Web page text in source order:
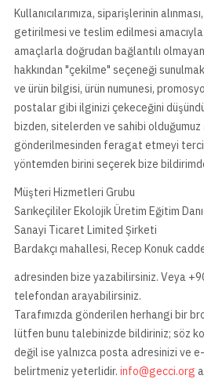
Kullanıcılarımıza, siparişlerinin
getirilmesi ve teslim edilmesi
amaçlarla doğrudan bağlantılı
hakkından "çekilme" seçeneği
ve ürün bilgisi, ürün numunesi,
postalar gibi ilginizi çekeceğini
bizden, sitelerden ve sahibi
gönderilmesinden feragat etmeyi
yöntemden birini seçerek bize
Müşteri Hizmetleri Grubu
Sarıkeçililer Ekolojik Üretim Eğitim
Sanayi Ticaret Limited Şirketi
Bardakçı mahallesi, Recep Konuk
adresinden bize yazabilirsiniz. Veya
telefondan arayabilirsiniz.
Tarafımızda gönderilen herhangi bir
lütfen bunu talebinizde bildiriniz; söz
değil ise yalnızca posta adresinizi ve
belirtmeniz yeterlidir. info@gecci.org